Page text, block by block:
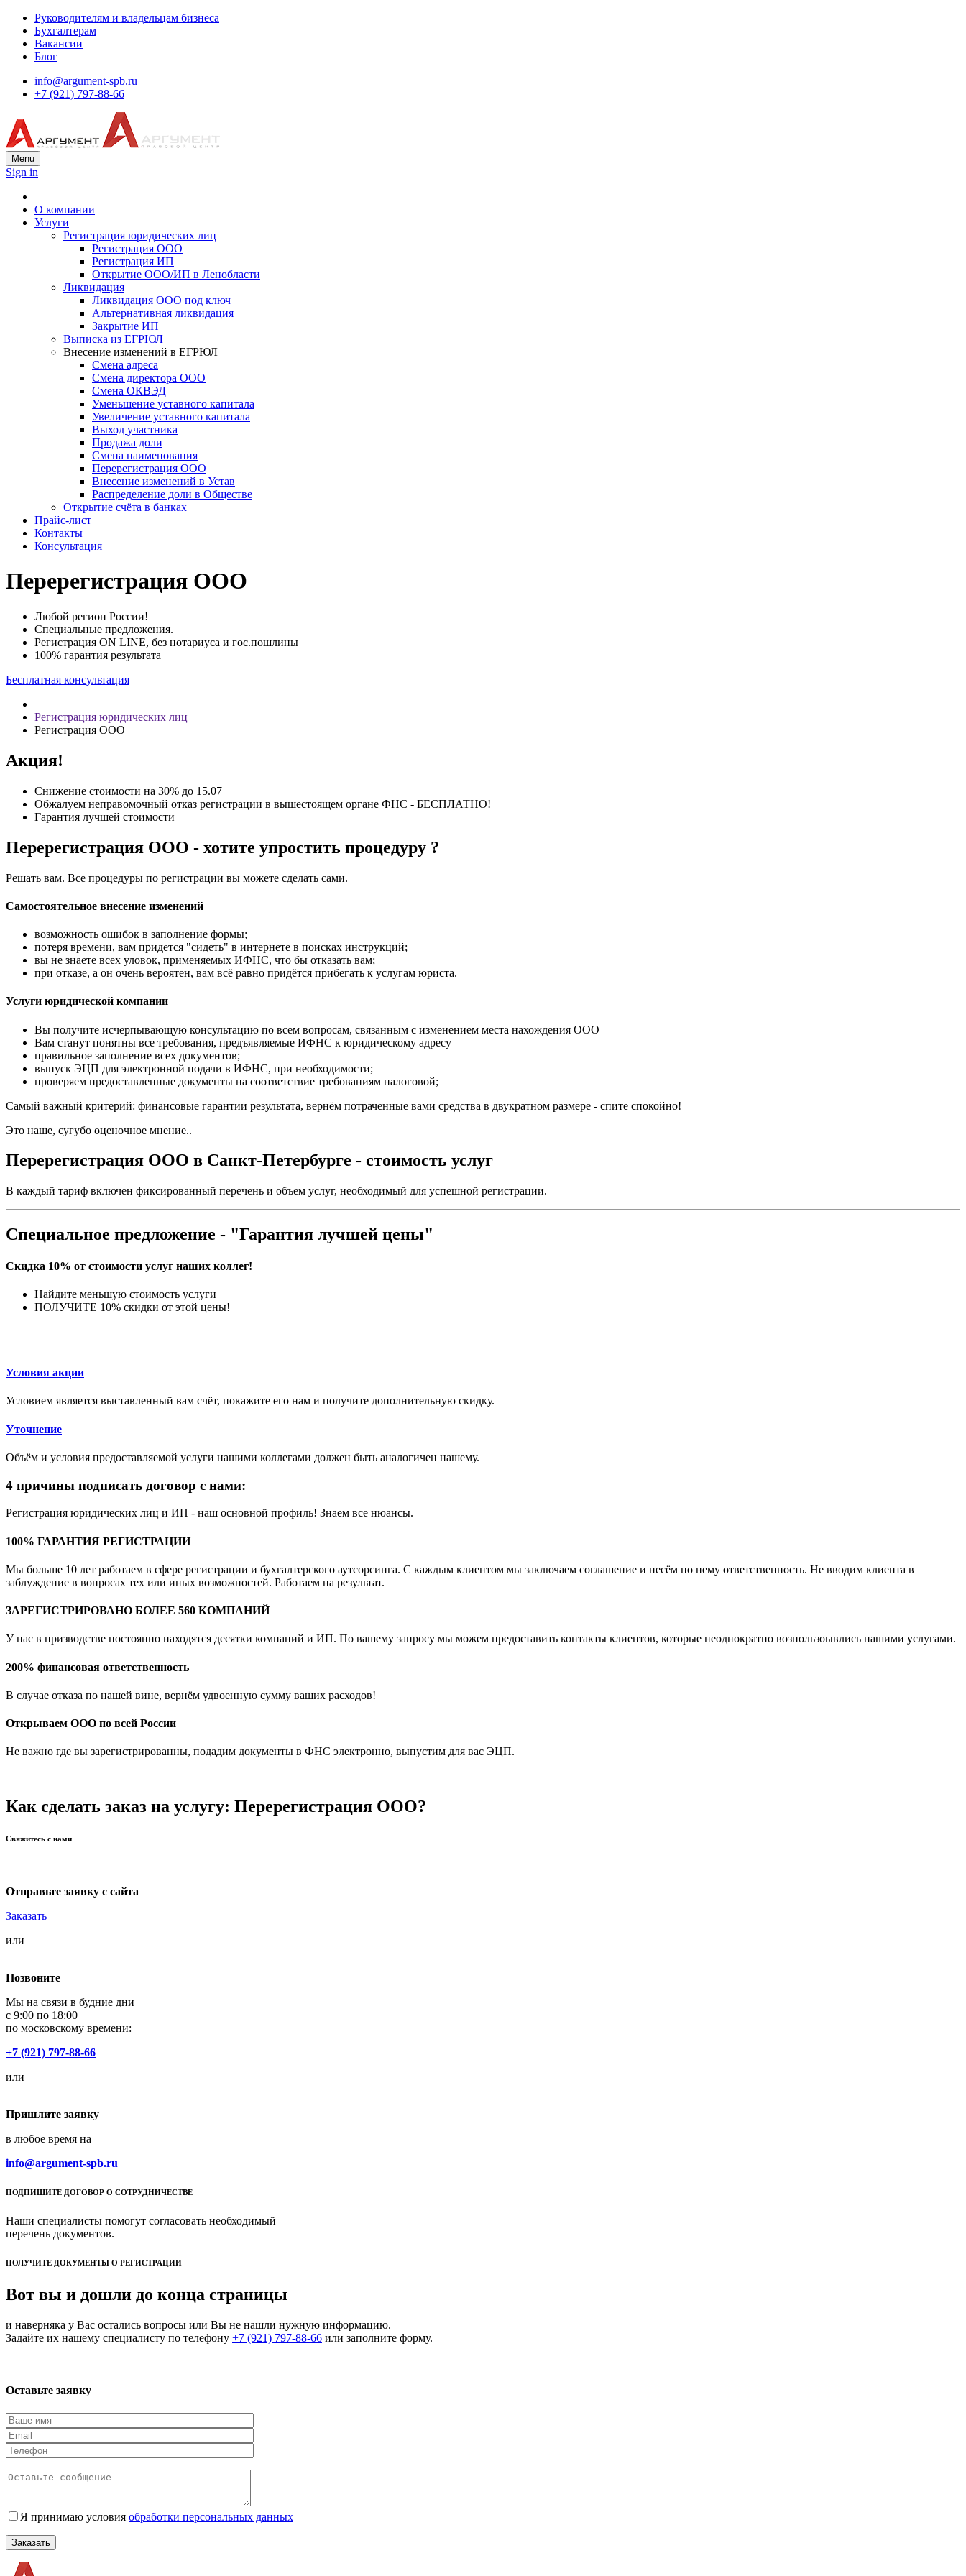
Руководителям и владельцам бизнеса
Бухгалтерам
Вакансии
Блог
info@argument-spb.ru
+7 (921) 797-88-66
Menu
Sign in
О компании
Услуги
Регистрация юридических лиц
Регистрация ООО
Регистрация ИП
Открытие ООО/ИП в Ленобласти
Ликвидация
Ликвидация ООО под ключ
Альтернативная ликвидация
Закрытие ИП
Выписка из ЕГРЮЛ
Внесение изменений в ЕГРЮЛ
Смена адреса
Смена директора ООО
Смена ОКВЭД
Уменьшение уставного капитала
Увеличение уставного капитала
Выход участника
Продажа доли
Смена наименования
Перерегистрация ООО
Внесение изменений в Устав
Распределение доли в Обществе
Открытие счёта в банках
Прайс-лист
Контакты
Консультация
Перерегистрация ООО
Любой регион России!
Специальные предложения.
Регистрация ON LINE, без нотариуса и гос.пошлины
100% гарантия результата
Бесплатная консультация
Регистрация юридических лиц
Регистрация ООО
Акция!
Снижение стоимости на 30% до 15.07
Обжалуем неправомочный отказ регистрации в вышестоящем органе ФНС - БЕСПЛАТНО!
Гарантия лучшей стоимости
Перерегистрация ООО - хотите упростить процедуру ?
Решать вам. Все процедуры по регистрации вы можете сделать сами.
Самостоятельное внесение изменений
возможность ошибок в заполнение формы;
потеря времени, вам придется "сидеть" в интернете в поисках инструкций;
вы не знаете всех уловок, применяемых ИФНС, что бы отказать вам;
при отказе, а он очень вероятен, вам всё равно придётся прибегать к услугам юриста.
Услуги юридической компании
Вы получите исчерпывающую консультацию по всем вопросам, связанным с изменением места нахождения ООО
Вам станут понятны все требования, предъявляемые ИФНС к юридическому адресу
правильное заполнение всех документов;
выпуск ЭЦП для электронной подачи в ИФНС, при необходимости;
проверяем предоставленные документы на соответствие требованиям налоговой;
Самый важный критерий: финансовые гарантии результата, вернём потраченные вами средства в двукратном размере - спите спокойно!
Это наше, сугубо оценочное мнение..
Перерегистрация ООО в Санкт-Петербурге - стоимость услуг
В каждый тариф включен фиксированный перечень и объем услуг, необходимый для успешной регистрации.
Специальное предложение - "Гарантия лучшей цены"
Скидка 10% от стоимости услуг наших коллег!
Найдите меньшую стоимость услуги
ПОЛУЧИТЕ 10% скидки от этой цены!
Условия акции
Условием является выставленный вам счёт, покажите его нам и получите дополнительную скидку.
Уточнение
Объём и условия предоставляемой услуги нашими коллегами должен быть аналогичен нашему.
4 причины подписать договор с нами:
Регистрация юридических лиц и ИП - наш основной профиль! Знаем все нюансы.
100% ГАРАНТИЯ РЕГИСТРАЦИИ
Мы больше 10 лет работаем в сфере регистрации и бухгалтерского аутсорсинга. С каждым клиентом мы заключаем соглашение и несём по нему ответственность. Не вводим клиента в
заблуждение в вопросах тех или иных возможностей. Работаем на результат.
ЗАРЕГИСТРИРОВАНО БОЛЕЕ 560 КОМПАНИЙ
У нас в призводстве постоянно находятся десятки компаний и ИП. По вашему запросу мы можем предоставить контакты клиентов, которые неоднократно возпользоывлись нашими услугами.
200% финансовая ответственность
В случае отказа по нашей вине, вернём удвоенную сумму ваших расходов!
Открываем ООО по всей России
Не важно где вы зарегистрированны, подадим документы в ФНС электронно, выпустим для вас ЭЦП.
Как сделать заказ на услугу: Перерегистрация ООО?
Свяжитесь с нами
Отправьте заявку с сайта
Заказать
или
Позвоните
Мы на связи в будние дни
с 9:00 по 18:00
по московскому времени:
+7 (921) 797-88-66
или
Пришлите заявку
в любое время на
info@argument-spb.ru
ПОДПИШИТЕ ДОГОВОР О СОТРУДНИЧЕСТВЕ
Наши специалисты помогут согласовать необходимый
перечень документов.
ПОЛУЧИТЕ ДОКУМЕНТЫ О РЕГИСТРАЦИИ
Вот вы и дошли до конца страницы
и наверняка у Вас остались вопросы или Вы не нашли нужную информацию.
Задайте их нашему специалисту по телефону +7 (921) 797-88-66 или заполните форму.
Оставьте заявку
Я принимаю условия обработки персональных данных